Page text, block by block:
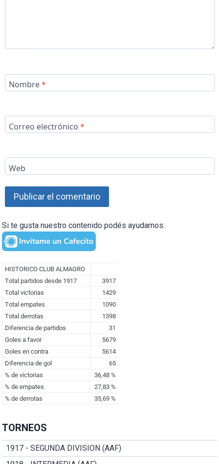
Nombre*
Correo electrónico *
Web
Si te gusta nuestro contenido podés ayudarnos:
TORNEOS
1917 - SEGUNDA DIVISION (AAF)